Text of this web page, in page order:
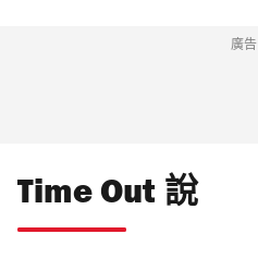
廣告
Time Out 說